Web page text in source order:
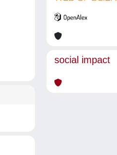
social impact